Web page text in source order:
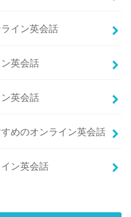
イン英会話
英会話
英会話
めのオンライン英会話
ン英会話